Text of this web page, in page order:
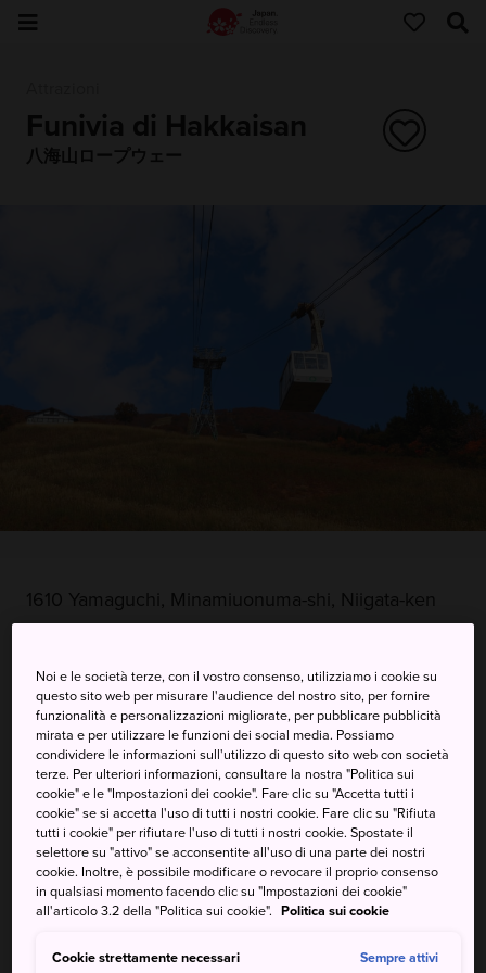
Funivia di Hakkaisan
八海山ロープウェー
1610 Yamaguchi, Minamiuonuma-shi, Niigata-ken
Ricevere informazioni del traffico
PAROLE CHIAVE MAPPA
Raggiungere in funivia la sacra
cima del Monte Hakkai
Minamiuonuma è uno dei tre principali di Echigo. Le otto
Noi e le società terze, con il vostro consenso, utilizziamo i cookie su
questo sito web per misurare l'audience del nostro sito, per fornire
funzionalità e personalizzazioni migliorate, per pubblicare pubblicità
mirata e per utilizzare le funzioni dei social media. Possiamo
condividere le informazioni sull'utilizzo di questo sito web con società
terze. Per ulteriori informazioni, consultare la nostra "Politica sui
cookie" e le "Impostazioni dei cookie". Fare clic su "Accetta tutti i
cookie" se si accetta l'uso di tutti i nostri cookie. Fare clic su "Rifiuta
tutti i cookie" per rifiutare l'uso di tutti i nostri cookie. Spostate il
selettore su "attivo" se acconsentite all'uso di una parte dei nostri
cookie. Inoltre, è possibile modificare o revocare il proprio consenso
in qualsiasi momento facendo clic su "Impostazioni dei cookie"
all'articolo 3.2 della "Politica sui cookie". Politica sui cookie
Cookie strettamente necessari Sempre attivi